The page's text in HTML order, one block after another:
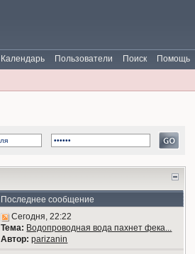
Помощь
Поиск
Пользователи
Календарь
Последнее сообщение
Сегодня, 22:22
Тема: Водопроводная вода пахнет фека...
Автор: parizanin